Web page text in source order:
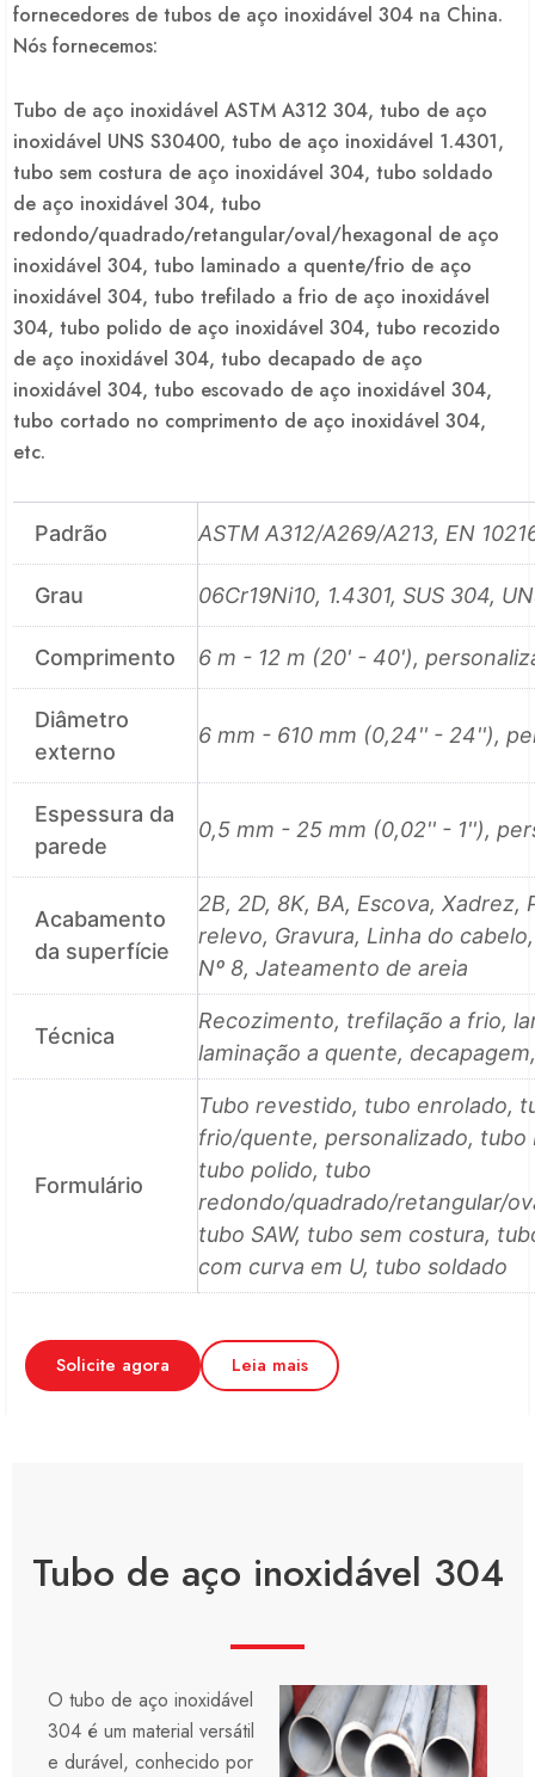
fornecedores de tubos de aço inoxidável 304 na China.
Nós fornecemos:
Tubo de aço inoxidável ASTM A312 304, tubo de aço
inoxidável UNS S30400, tubo de aço inoxidável 1.4301,
tubo sem costura de aço inoxidável 304, tubo soldado
de aço inoxidável 304, tubo
redondo/quadrado/retangular/oval/hexagonal de aço
inoxidável 304, tubo laminado a quente/frio de aço
inoxidável 304, tubo trefilado a frio de aço inoxidável
304, tubo polido de aço inoxidável 304, tubo recozido
de aço inoxidável 304, tubo decapado de aço
inoxidável 304, tubo escovado de aço inoxidável 304,
tubo cortado no comprimento de aço inoxidável 304,
etc.
Padrão ASTM A312/A269/A213, EN
Grau 06Cr19Ni10, 1.4301, SUS 304,
Comprimento 6 m - 12 m (20' - 40'),
Diâmetro
externo
6 mm - 610 mm (0,24'' - 24''),
Espessura da
parede
0,5 mm - 25 mm (0,02'' - 1''),
Acabamento
da superfície
2B, 2D, 8K, BA, Escova, Xadrez,
relevo, Gravura, Linha do
Nº 8, Jateamento de areia
Técnica
Recozimento, trefilação a frio,
laminação a quente,
Formulário
Tubo revestido, tubo enrolado,
frio/quente, personalizado, tubo
tubo polido, tubo
redondo/quadrado/retangular/
tubo SAW, tubo sem costura,
com curva em U, tubo soldado
Solicite agora Leia mais
Tubo de aço inoxidável 304
O tubo de aço inoxidável
304 é um material versátil
e durável, conhecido por